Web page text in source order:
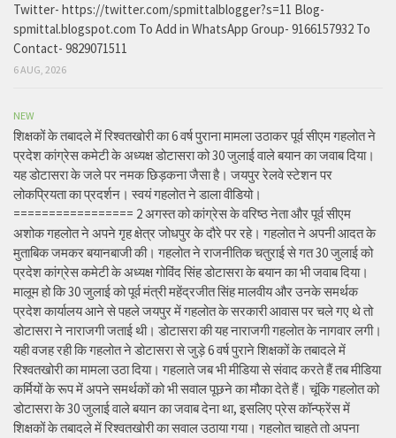
Twitter- https://twitter.com/spmittalblogger?s=11 Blog-
spmittal.blogspot.com To Add in WhatsApp Group- 9166157932 To
Contact- 9829071511
6 AUG, 2026
NEW
शिक्षकों के तबादले में रिश्वतखोरी का 6 वर्ष पुराना मामला उठाकर पूर्व सीएम गहलोत ने
प्रदेश कांग्रेस कमेटी के अध्यक्ष डोटासरा को 30 जुलाई वाले बयान का जवाब दिया।
यह डोटासरा के जले पर नमक छिड़कना जैसा है। जयपुर रेलवे स्टेशन पर
लोकप्रियता का प्रदर्शन। स्वयं गहलोत ने डाला वीडियो।
================= 2 अगस्त को कांग्रेस के वरिष्ठ नेता और पूर्व सीएम
अशोक गहलोत ने अपने गृह क्षेत्र जोधपुर के दौरे पर रहे। गहलोत ने अपनी आदत के
मुताबिक जमकर बयानबाजी की। गहलोत ने राजनीतिक चतुराई से गत 30 जुलाई को
प्रदेश कांग्रेस कमेटी के अध्यक्ष गोविंद सिंह डोटासरा के बयान का भी जवाब दिया।
मालूम हो कि 30 जुलाई को पूर्व मंत्री महेंद्रजीत सिंह मालवीय और उनके समर्थक
प्रदेश कार्यालय आने से पहले जयपुर में गहलोत के सरकारी आवास पर चले गए थे तो
डोटासरा ने नाराजगी जताई थी। डोटासरा की यह नाराजगी गहलोत के नागवार लगी।
यही वजह रही कि गहलोत ने डोटासरा से जुड़े 6 वर्ष पुराने शिक्षकों के तबादले में
रिश्वतखोरी का मामला उठा दिया। गहलाते जब भी मीडिया से संवाद करते हैं तब मीडिया
कर्मियों के रूप में अपने समर्थकों को भी सवाल पूछने का मौका देते हैं। चूंकि गहलोत को
डोटासरा के 30 जुलाई वाले बयान का जवाब देना था, इसलिए प्रेस कॉन्फ्रेंस में
शिक्षकों के तबादले में रिश्वतखोरी का सवाल उठाया गया। गहलोत चाहते तो अपना